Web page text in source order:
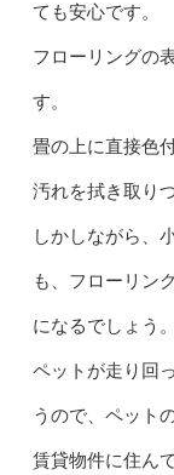
ても安心です。
フローリングの
す。
畳の上に直接色
汚れを拭き取り
しかしながら、
も、フローリン
になるでしょう。
ペットが走り回
うので、ペット
賃貸物件に住ん